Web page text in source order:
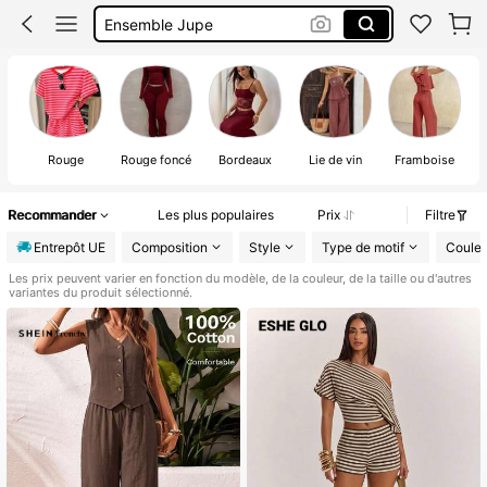
Ensemble Jupe
Rouge Rouge foncé Bordeaux Lie de vin Framboise
Recommander Les plus populaires Prix
Filtre
Entrepôt UE
Composition Style Type de motif
Les prix peuvent varier en fonction du modèle, de la couleur, de la taille ou d'autres
variantes du produit sélectionné.